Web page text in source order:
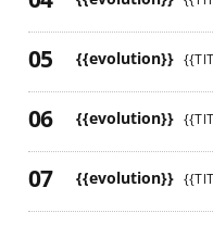
{{evolution}}
{{evolution}}
{{evolution}}